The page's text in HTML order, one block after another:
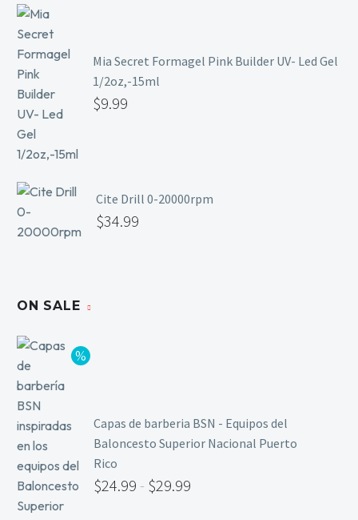
Mia Secret Formagel Pink Builder UV- Led Gel
1/2oz,-15ml
$9.99
Cite Drill 0-20000rpm
$34.99
ON SALE
Capas de barberia BSN - Equipos del
Baloncesto Superior Nacional Puerto
Rico
$24.99 - $29.99